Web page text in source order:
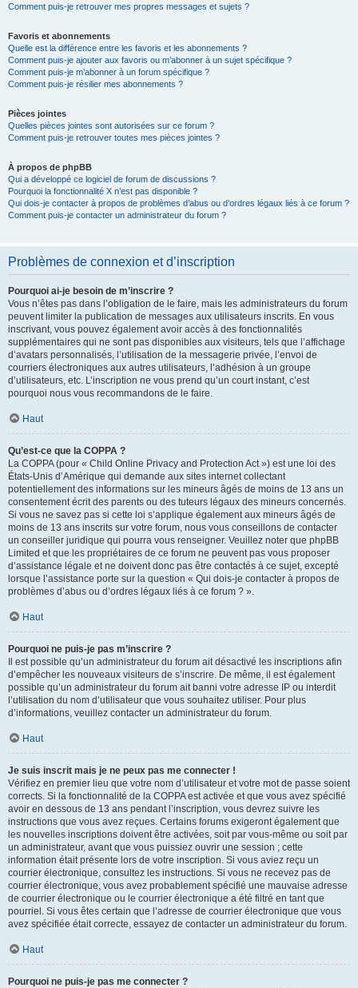
Comment puis-je retrouver mes propres messages et sujets ?
Favoris et abonnements
Quelle est la différence entre les favoris et les abonnements ?
Comment puis-je ajouter aux favoris ou m’abonner à un sujet spécifique ?
Comment puis-je m’abonner à un forum spécifique ?
Comment puis-je résilier mes abonnements ?
Pièces jointes
Quelles pièces jointes sont autorisées sur ce forum ?
Comment puis-je retrouver toutes mes pièces jointes ?
À propos de phpBB
Qui a développé ce logiciel de forum de discussions ?
Pourquoi la fonctionnalité X n’est pas disponible ?
Qui dois-je contacter à propos de problèmes d’abus ou d’ordres légaux liés à ce forum ?
Comment puis-je contacter un administrateur du forum ?
Problèmes de connexion et d’inscription
Pourquoi ai-je besoin de m’inscrire ?
Vous n’êtes pas dans l’obligation de le faire, mais les administrateurs du forum
peuvent limiter la publication de messages aux utilisateurs inscrits. En vous
inscrivant, vous pouvez également avoir accès à des fonctionnalités
supplémentaires qui ne sont pas disponibles aux visiteurs, tels que l’affichage
d’avatars personnalisés, l’utilisation de la messagerie privée, l’envoi de
courriers électroniques aux autres utilisateurs, l’adhésion à un groupe
d’utilisateurs, etc. L’inscription ne vous prend qu’un court instant, c’est
pourquoi nous vous recommandons de le faire.
Haut
Qu’est-ce que la COPPA ?
La COPPA (pour « Child Online Privacy and Protection Act ») est une loi des
États-Unis d’Amérique qui demande aux sites internet collectant
potentiellement des informations sur les mineurs âgés de moins de 13 ans un
consentement écrit des parents ou des tuteurs légaux des mineurs concernés.
Si vous ne savez pas si cette loi s’applique également aux mineurs âgés de
moins de 13 ans inscrits sur votre forum, nous vous conseillons de contacter
un conseiller juridique qui pourra vous renseigner. Veuillez noter que phpBB
Limited et que les propriétaires de ce forum ne peuvent pas vous proposer
d’assistance légale et ne doivent donc pas être contactés à ce sujet, excepté
lorsque l’assistance porte sur la question « Qui dois-je contacter à propos de
problèmes d’abus ou d’ordres légaux liés à ce forum ? ».
Haut
Pourquoi ne puis-je pas m’inscrire ?
Il est possible qu’un administrateur du forum ait désactivé les inscriptions afin
d’empêcher les nouveaux visiteurs de s’inscrire. De même, il est également
possible qu’un administrateur du forum ait banni votre adresse IP ou interdit
l’utilisation du nom d’utilisateur que vous souhaitez utiliser. Pour plus
d’informations, veuillez contacter un administrateur du forum.
Haut
Je suis inscrit mais je ne peux pas me connecter !
Vérifiez en premier lieu que votre nom d’utilisateur et votre mot de passe soient
corrects. Si la fonctionnalité de la COPPA est activée et que vous avez spécifié
avoir en dessous de 13 ans pendant l’inscription, vous devrez suivre les
instructions que vous avez reçues. Certains forums exigeront également que
les nouvelles inscriptions doivent être activées, soit par vous-même ou soit par
un administrateur, avant que vous puissiez ouvrir une session ; cette
information était présente lors de votre inscription. Si vous aviez reçu un
courrier électronique, consultez les instructions. Si vous ne recevez pas de
courrier électronique, vous avez probablement spécifié une mauvaise adresse
de courrier électronique ou le courrier électronique a été filtré en tant que
pourriel. Si vous êtes certain que l’adresse de courrier électronique que vous
avez spécifiée était correcte, essayez de contacter un administrateur du forum.
Haut
Pourquoi ne puis-je pas me connecter ?